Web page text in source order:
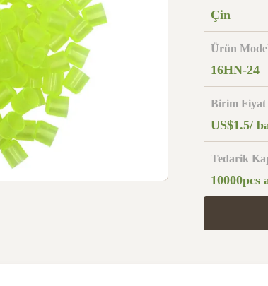
Çin
Ürün
16HN-24
Birim Fiyat
US$1.5/
Tedarik
10000pcs